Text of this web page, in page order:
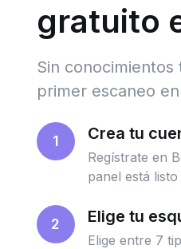
gratuito
Sin
primer escaneo
1 Crea tu
Regístrate en
panel está
2 Elige tu
Elige entre 7